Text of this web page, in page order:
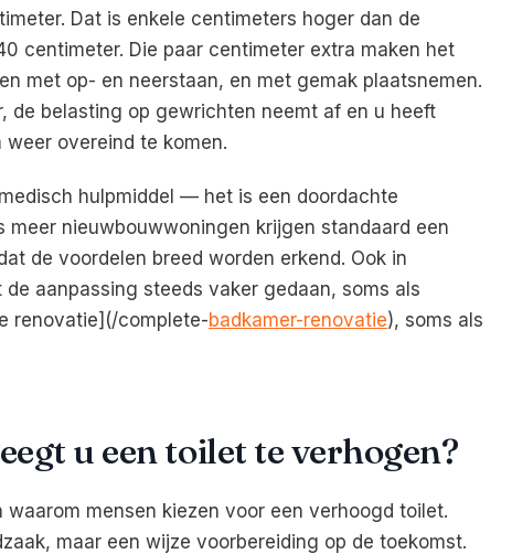
Dat is enkele centimeters hoger dan de
centimeter. Die paar centimeter extra maken het
met op- en neerstaan, en met gemak plaatsnemen.
de belasting op gewrichten neemt af en u heeft
overeind te komen.
hulpmiddel — het is een doordachte
meer nieuwbouwwoningen krijgen standaard een
de voordelen breed worden erkend. Ook in
aanpassing steeds vaker gedaan, soms als
renovatie](/complete-badkamer-renovatie), soms als
u een toilet te verhogen?
waarom mensen kiezen voor een verhoogd toilet.
maar een wijze voorbereiding op de toekomst.